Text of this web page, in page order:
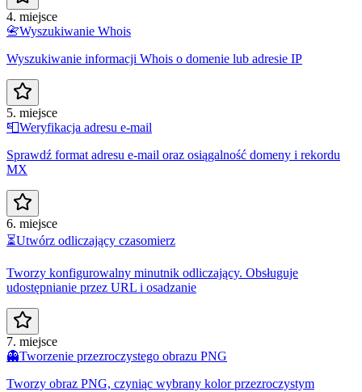
4. miejsce
📇Wyszukiwanie Whois
Wyszukiwanie informacji Whois o domenie lub adresie IP
5. miejsce
📮Weryfikacja adresu e-mail
Sprawdź format adresu e-mail oraz osiągalność domeny i rekordu
MX
6. miejsce
⏳Utwórz odliczający czasomierz
Tworzy konfigurowalny minutnik odliczający. Obsługuje
udostępnianie przez URL i osadzanie
7. miejsce
👻Tworzenie przezroczystego obrazu PNG
Tworzy obraz PNG, czyniąc wybrany kolor przezroczystym